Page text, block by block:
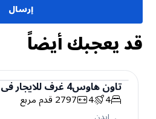
إرسال
قد يعجبك أيضاً
تاون هاوس
تاون هاوس4غرفللايجارفي
4
4
2797قدم مربع